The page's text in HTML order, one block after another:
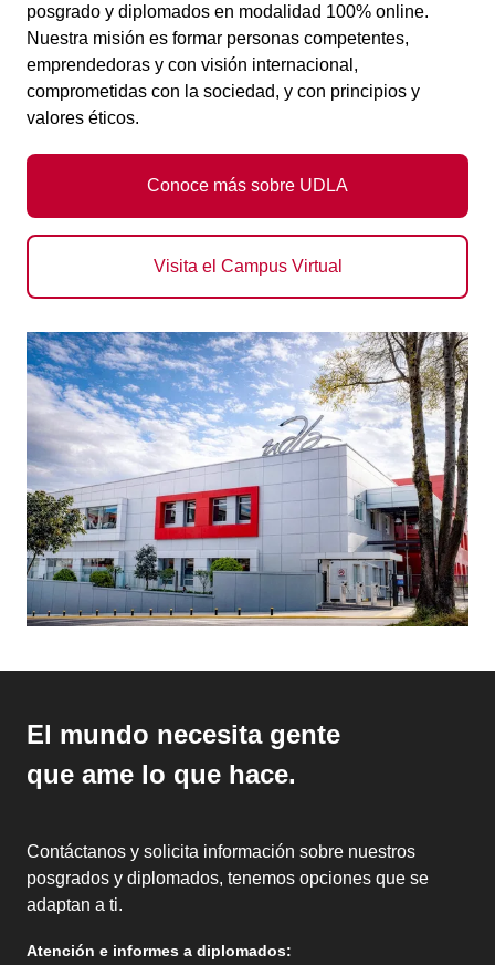
posgrado y diplomados en modalidad 100% online.
Nuestra misión es formar personas competentes,
emprendedoras y con visión internacional,
comprometidas con la sociedad, y con principios y
valores éticos.
Visita el Campus Virtual
Conoce más sobre UDLA
El mundo necesita gente
que ame lo que hace.
Contáctanos y solicita información sobre nuestros
posgrados y diplomados, tenemos opciones que se
adaptan a ti.
Atención e informes a diplomados: